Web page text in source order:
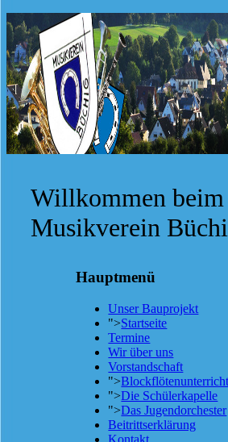
Willkommen beim
Musikverein
Hauptmenü
Unser Bauprojekt
">Startseite
Termine
Wir über uns
Vorstandschaft
">Blockflötenunterricht
">Die Schülerkapelle
">Das Jugendorchester
Beitrittserklärung
Kontakt